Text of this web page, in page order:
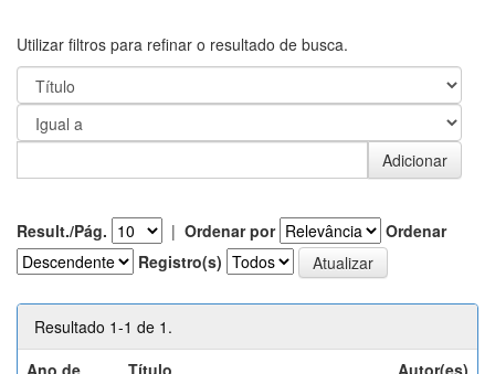
Utilizar filtros para refinar o resultado de busca.
Result./Pág. | Ordenar por
Ordenar
Registro(s)
Resultado 1-1 de 1.
Ano de
Título Autor(es)